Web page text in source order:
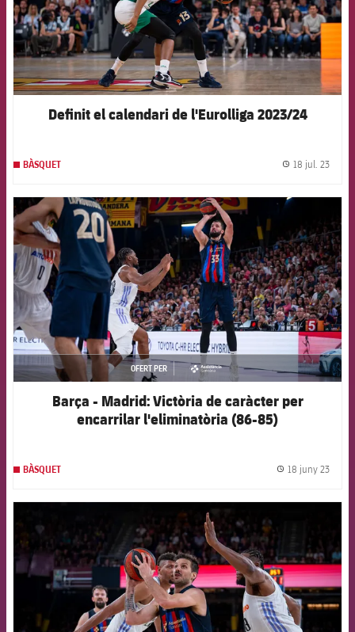
Definit el calendari de l'Eurolliga 2023/24
BÀSQUET 18 jul. 23
FCB Barcelona badge
OFERT PER
asistencia
Barça - Madrid: Victòria de caràcter per
encarrilar l'eliminatòria (86-85)
BÀSQUET 18 juny 23
FCB Barcelona badge